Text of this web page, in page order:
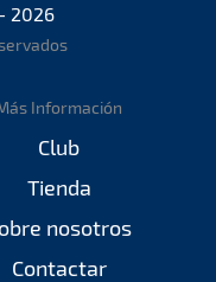
2026
Información
Club
Tienda
nosotros
Contactar